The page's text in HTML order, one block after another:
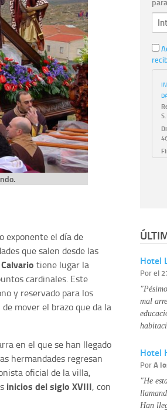
exponente el día de
que salen desde las
tiene lugar la
cardinales. Este
y reservado para los
mover el brazo que da la
en el que se han llegado
hermandades regresan
oficial de la villa,
inicios del siglo XVIII, con
Hotel
Porel
mal
Hotel
PorA
"He
Han